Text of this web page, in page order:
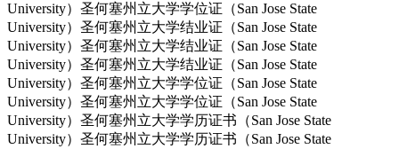
University）圣何塞州立大学学位证（San Jose State
University）圣何塞州立大学结业证（San Jose State
University）圣何塞州立大学结业证（San Jose State
University）圣何塞州立大学结业证（San Jose State
University）圣何塞州立大学学位证（San Jose State
University）圣何塞州立大学学位证（San Jose State
University）圣何塞州立大学学历证书（San Jose State
University）圣何塞州立大学学历证书（San Jose State